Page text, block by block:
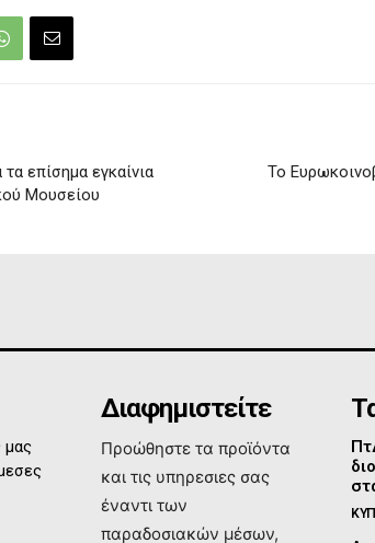
επίσημα εγκαίνια
Μουσείου
Το
μας
Διαφημιστείτε
Προώθηστε τα προϊόντα
και τις υπηρεσιες σας
έναντι των
παραδοσιακών μέσων,